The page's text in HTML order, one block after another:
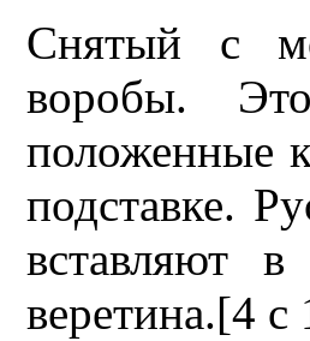
Снятый с
воробы.
положенные
подставке.
вставляют
веретина.[4 c